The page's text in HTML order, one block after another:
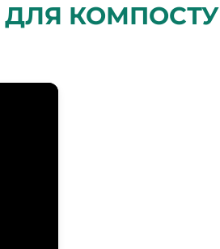
ДЛЯ КОМПОСТУ